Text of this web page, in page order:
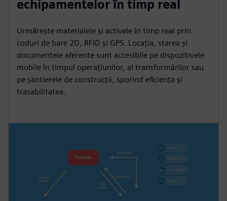
echipamentelor în timp real
Urmărește materialele și activele în timp real prin
coduri de bare 2D, RFID și GPS. Locația, starea și
documentele aferente sunt accesibile pe dispozitivele
mobile în timpul operațiunilor, al transformărilor sau
pe șantierele de construcții, sporind eficiența și
trasabilitatea.